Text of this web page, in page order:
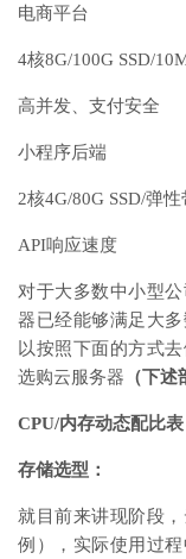
电商平台
4核8G/100G SSD/
高并发、支付安全
小程序后端
2核4G/80G SSD/弹
API响应速度
对于大多数中小型
器已经能够满足大
以按照下面的方式
选购云服务器 （下
CPU/内存动态配比表
存储选型：
就目前来讲现阶段
例），实际使用过